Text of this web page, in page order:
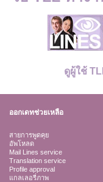
ดูผู้ใช้
ออกเดทช่วยเหลือ
สายการพูดคุย
อัพโหลด
Mail Lines service
Translation service
Profile approval
แกลเลอรี่ภาพ